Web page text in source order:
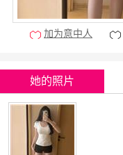
加为意中人
她的照片